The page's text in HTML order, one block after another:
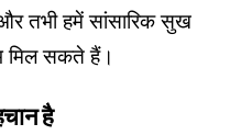
और तभी हमें सांसारिक सुख
मिल सकते हैं।
है